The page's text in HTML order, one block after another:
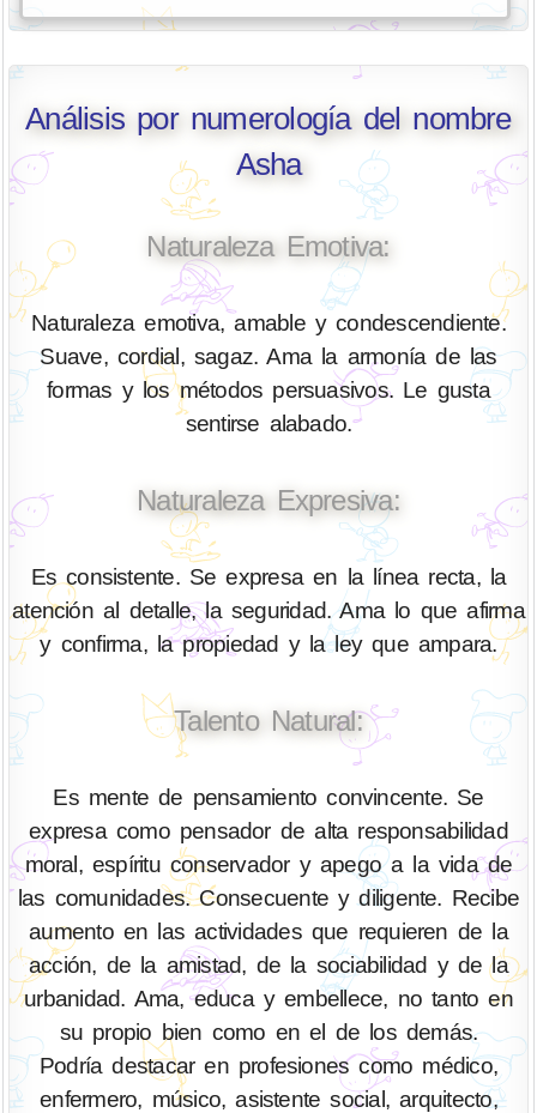
Análisis por numerología del nombre
Asha
Naturaleza Emotiva:
Naturaleza emotiva, amable y condescendiente.
Suave, cordial, sagaz. Ama la armonía de las
formas y los métodos persuasivos. Le gusta
sentirse alabado.
Naturaleza Expresiva:
Es consistente. Se expresa en la línea recta, la
atención al detalle, la seguridad. Ama lo que afirma
y confirma, la propiedad y la ley que ampara.
Talento Natural:
Es mente de pensamiento convincente. Se
expresa como pensador de alta responsabilidad
moral, espíritu conservador y apego a la vida de
las comunidades. Consecuente y diligente. Recibe
aumento en las actividades que requieren de la
acción, de la amistad, de la sociabilidad y de la
urbanidad. Ama, educa y embellece, no tanto en
su propio bien como en el de los demás.
Podría destacar en profesiones como médico,
enfermero, músico, asistente social, arquitecto,